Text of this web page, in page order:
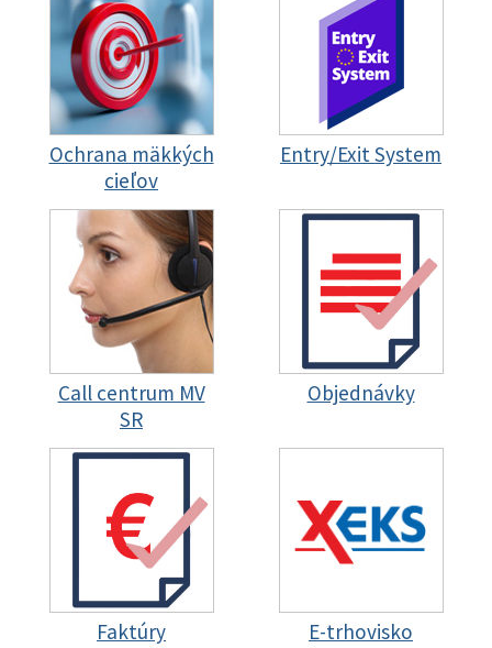
Ochrana mäkkých
cieľov
Entry/Exit System
Call centrum MV
SR
Objednávky
Faktúry E-trhovisko